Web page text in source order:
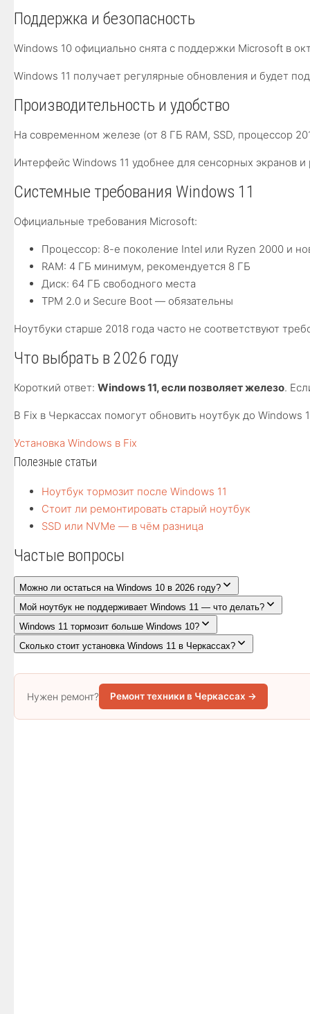
Поддержка и безопасность
Windows 10 официально снята с поддержки Microsoft в
Windows 11 получает регулярные обновления и будет
Производительность и удобство
На современном железе (от 8 ГБ RAM, SSD, процессор
Интерфейс Windows 11 удобнее для сенсорных экранов
Системные требования Windows 11
Официальные требования Microsoft:
Процессор: 8-е поколение Intel или Ryzen 2000 и
RAM: 4 ГБ минимум, рекомендуется 8 ГБ
Диск: 64 ГБ свободного места
TPM 2.0 и Secure Boot — обязательны
Ноутбуки старше 2018 года часто не соответствуют
Что выбрать в 2026 году
Короткий ответ: Windows 11, если позволяет железо.
В Fix в Черкассах помогут обновить ноутбук до
Установка Windows в Fix
Полезные статьи
Ноутбук тормозит после Windows 11
Стоит ли ремонтировать старый ноутбук
SSD или NVMe — в чём разница
Частые вопросы
Можно ли остаться на Windows 10 в 2026 году?
Мой ноутбук не поддерживает Windows 11 — что делать?
Windows 11 тормозит больше Windows 10?
Сколько стоит установка Windows 11 в Черкассах?
Нужен ремонт? Ремонт техники в Черкассах →